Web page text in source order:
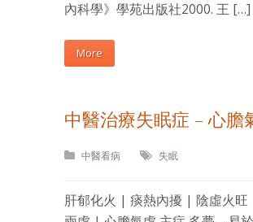
內科學》學苑出版社2000. 王 […]
More
中醫治療失眠症 – 心膽
中醫看病 失眠
肝郁化火 | 痰熱內擾 | 陰虛火